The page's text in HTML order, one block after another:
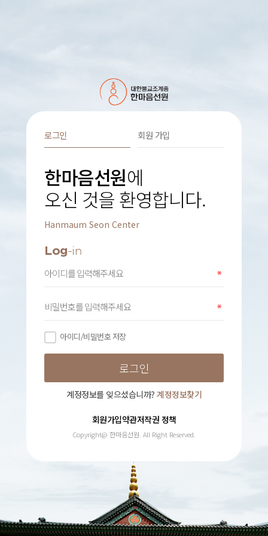
로그인 회원 가입
한마음선원에
오신 것을 환영합니다.
Hanmaum Seon Center
Log-in
아이디/비밀번호 저장
계정정보를 잊으셨습니까? 계정정보찾기
회원가입약관저작권 정책
Copyright@ 한마음선원. All Right Reserved.